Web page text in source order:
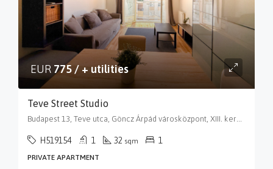
EUR 775 / + utilities
Teve Street Studio
Budapest 13, Teve utca, Göncz Árpád városközpont, XIII. kerület, Budapest, Közép-Magyarország, 1139, Magyarország
H519154 1 32 sqm 1
PRIVATE APARTMENT